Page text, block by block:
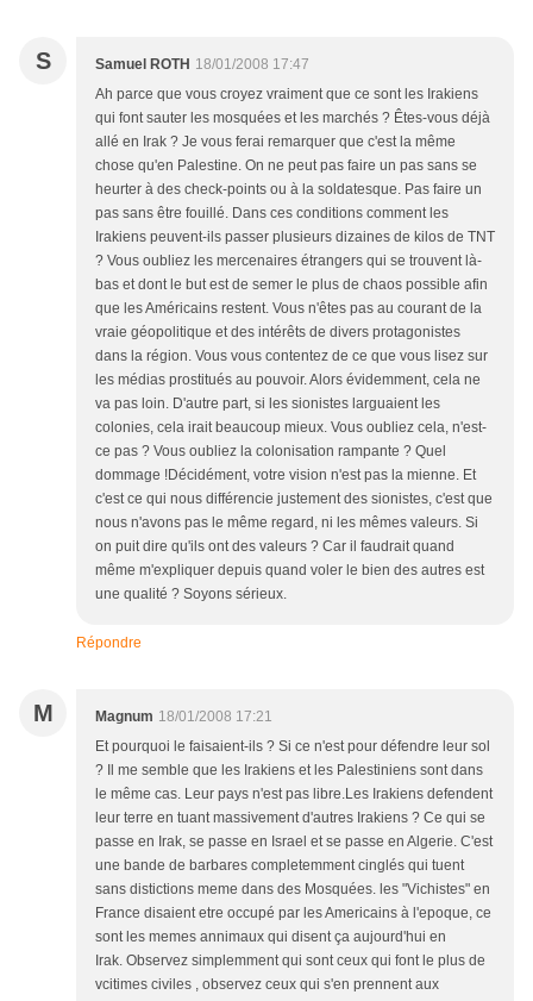
S Samuel ROTH 18/01/2008 17:47
Ah parce que vous croyez vraiment que ce sont les Irakiens
qui font sauter les mosquées et les marchés ? Êtes-vous déjà
allé en Irak ? Je vous ferai remarquer que c'est la même
chose qu'en Palestine. On ne peut pas faire un pas sans se
heurter à des check-points ou à la soldatesque. Pas faire un
pas sans être fouillé. Dans ces conditions comment les
Irakiens peuvent-ils passer plusieurs dizaines de kilos de TNT
? Vous oubliez les mercenaires étrangers qui se trouvent là-
bas et dont le but est de semer le plus de chaos possible afin
que les Américains restent. Vous n'êtes pas au courant de la
vraie géopolitique et des intérêts de divers protagonistes
dans la région. Vous vous contentez de ce que vous lisez sur
les médias prostitués au pouvoir. Alors évidemment, cela ne
va pas loin. D'autre part, si les sionistes larguaient les
colonies, cela irait beaucoup mieux. Vous oubliez cela, n'est-
ce pas ? Vous oubliez la colonisation rampante ? Quel
dommage !Décidément, votre vision n'est pas la mienne. Et
c'est ce qui nous différencie justement des sionistes, c'est que
nous n'avons pas le même regard, ni les mêmes valeurs. Si
on puit dire qu'ils ont des valeurs ? Car il faudrait quand
même m'expliquer depuis quand voler le bien des autres est
une qualité ? Soyons sérieux.
Répondre
M Magnum 18/01/2008 17:21
Et pourquoi le faisaient-ils ? Si ce n'est pour défendre leur sol
? Il me semble que les Irakiens et les Palestiniens sont dans
le même cas. Leur pays n'est pas libre.Les Irakiens defendent
leur terre en tuant massivement d'autres Irakiens ? Ce qui se
passe en Irak, se passe en Israel et se passe en Algerie. C'est
une bande de barbares completemment cinglés qui tuent
sans distictions meme dans des Mosquées. les "Vichistes" en
France disaient etre occupé par les Americains à l'epoque, ce
sont les memes annimaux qui disent ça aujourd'hui en
Irak. Observez simplemment qui sont ceux qui font le plus de
vcitimes civiles , observez ceux qui s'en prennent aux